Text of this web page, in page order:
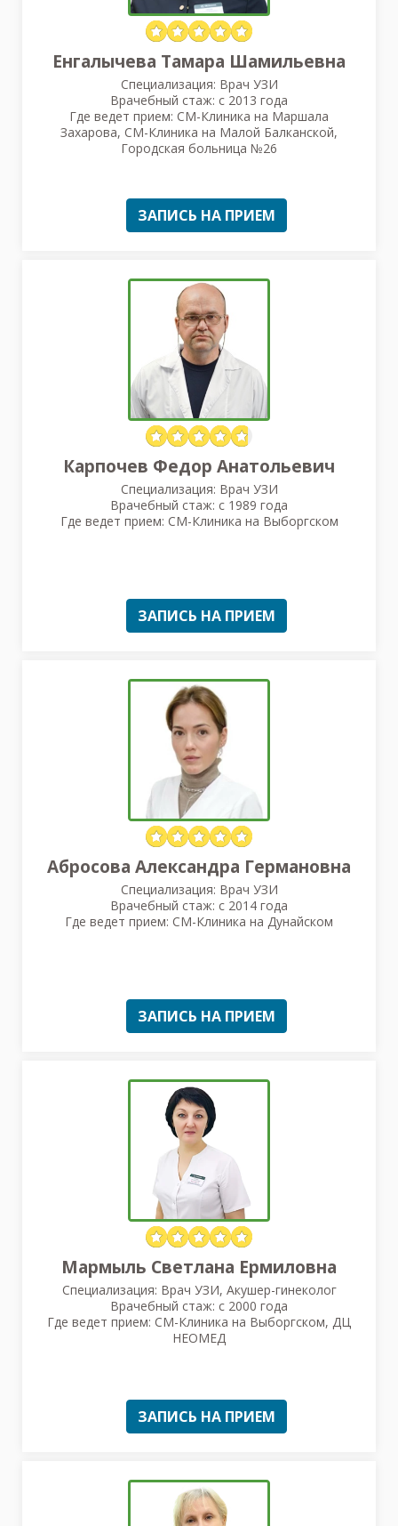
Енгалычева Тамара Шамильевна
Специализация: Врач УЗИ
Врачебный стаж: с 2013 года
Где ведет прием: СМ-Клиника на Маршала
Захарова, СМ-Клиника на Малой Балканской,
Городская больница №26
ЗАПИСЬ НА ПРИЕМ
Карпочев Федор Анатольевич
Специализация: Врач УЗИ
Врачебный стаж: с 1989 года
Где ведет прием: СМ-Клиника на Выборгском
ЗАПИСЬ НА ПРИЕМ
Абросова Александра Германовна
Специализация: Врач УЗИ
Врачебный стаж: с 2014 года
Где ведет прием: СМ-Клиника на Дунайском
ЗАПИСЬ НА ПРИЕМ
Мармыль Светлана Ермиловна
Специализация: Врач УЗИ, Акушер-гинеколог
Врачебный стаж: с 2000 года
Где ведет прием: СМ-Клиника на Выборгском, ДЦ
НЕОМЕД
ЗАПИСЬ НА ПРИЕМ